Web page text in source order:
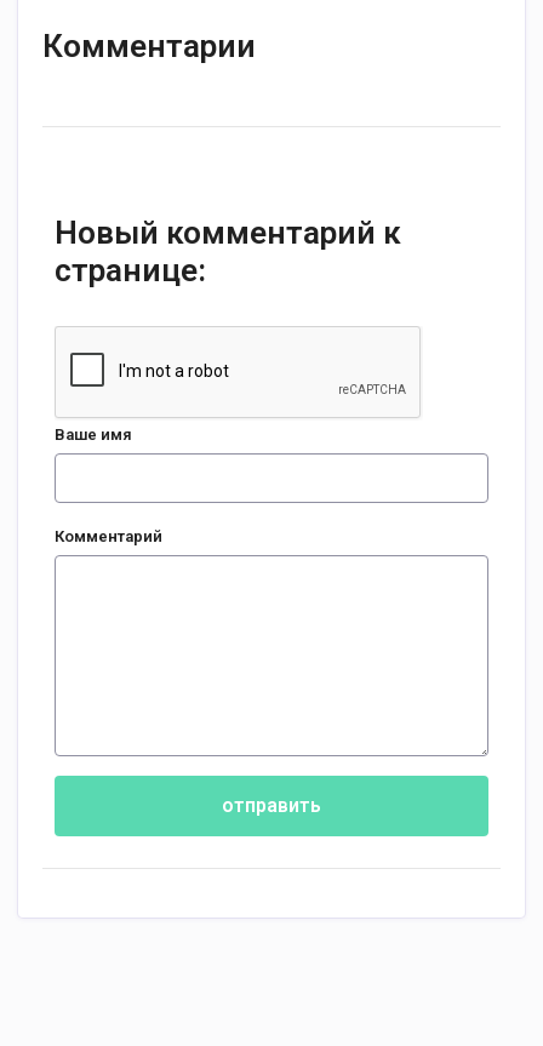
Комментарии
Новый комментарий к
странице:
Ваше имя
Комментарий
отправить